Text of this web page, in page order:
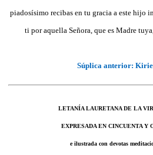
piadosísimo recibas en tu gracia a este hijo
ti por aquella Señora, que es Madre
Súplica anterior:
LETANÍA LAURETANA DE LA
EXPRESADA EN CINCUENTA Y
e ilustrada con devotas